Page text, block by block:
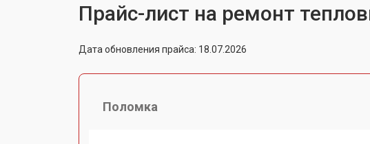
Прайс-лист на ремонт
Дата обновления прайса: 18.07.2026
Поломка